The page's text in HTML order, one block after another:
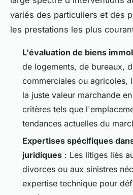
variés des particuliers et des
les prestations les plus
L'évaluation de biens
de logements, de bureaux,
commerciales ou agricoles,
la juste valeur marchande
critères tels que
tendances actuelles du
Expertises spécifiques
juridiques : Les litiges liés
divorces ou aux sinistres
expertise technique pour